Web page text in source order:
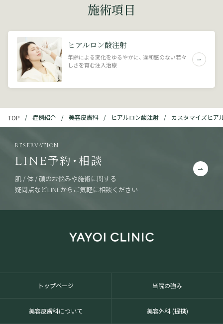
施術項目
ヒアルロン酸注射
年齢による変化をゆるやかに、 違和感のない若々
しさを育む注入治療
TOP 症例紹介 美容皮膚科 ヒアルロン酸注射 カスタマイズヒア
LINE予約・相談
RESERVATION
肌 / 体 / 顔のお悩みや施術に関する
疑問点などLINEからご気軽に相談ください
トップページ 当院の強み
美容皮膚科について 美容外科 (提携)